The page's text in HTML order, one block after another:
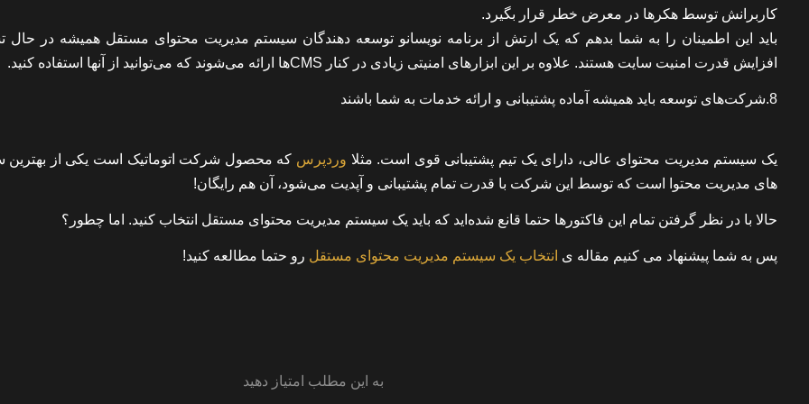
کاربرانش توسط هکر‌ها در معرض خطر قرار بگیرد.
باید این اطمینان را به شما بدهم که یک ارتش از برنامه نویسانو توسعه دهندگان سیستم مدیریت محتوای مستقل همیشه در
افزایش قدرت امنیت سایت هستند. علاوه بر این ابزارهای امنیتی زیادی در کنار CMS‌ها ارائه می‌شوند که می‌توانید از آنها استفاده کنید.
8.شرکت‌های توسعه‌ باید همیشه آماده پشتیبانی و ارائه خدمات به شما باشند
یک سیستم مدیریت محتوای عالی، دارای یک تیم پشتیبانی قوی است. مثلا وردپرس که محصول شرکت اتوماتیک است یکی از بهترین
های مدیریت محتوا است که توسط این شرکت با قدرت تمام پشتیبانی و آپدیت می‌شود، آن هم رایگان!
حالا با در نظر گرفتن تمام این فاکتور‌ها حتما قانع شده‌اید که باید یک سیستم مدیریت محتوای مستقل انتخاب کنید. اما چطور؟
پس به شما پیشنهاد می کنیم مقاله ی انتخاب یک سیستم مدیریت محتوای مستقل رو حتما مطالعه کنید!
به این مطلب امتیاز دهید